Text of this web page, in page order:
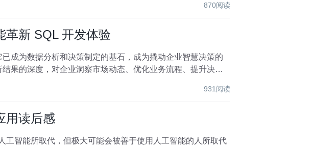
870阅读
革新 SQL 开发体验
成为数据分析和决策制定的基石，成为撬动企业智慧决策的
果的深度，对企业洞察市场动态、优化业务流程、提升决策
931阅读
用读后感